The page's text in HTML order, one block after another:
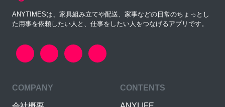
ANYTIMESは、家具組み立てや配送、家事などの日常のちょっとし
た用事を依頼したい人と、仕事をしたい人をつなげるアプリです。
COMPANY CONTENTS